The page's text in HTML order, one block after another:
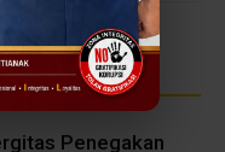
Penegakan